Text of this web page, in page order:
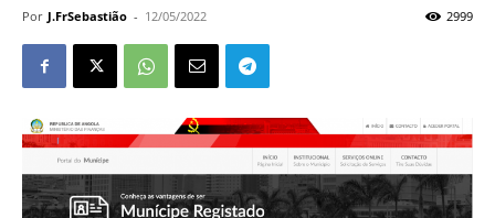
Por J.FrSebastião - 12/05/2022 2999